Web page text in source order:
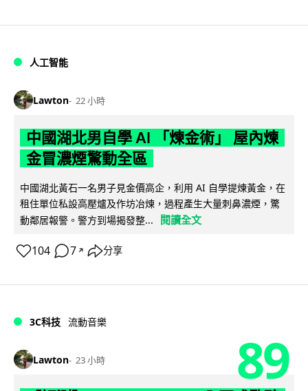
人工智能
Lawton 22 小時
中國湖北男自學 AI 「煉金術」 屋內煉
金冒濃煙驚動全區
中國湖北黃石一名男子見金價高企，利用 AI 自學提煉黃金，在
租住單位私設高壓爐及作坊冶煉，過程產生大量刺鼻濃煙，驚
動鄰居報警。警方到場揭發整...
閱讀全文
104 7 ↗ 分享
3C科技 流動音樂
Lawton 23 小時 89